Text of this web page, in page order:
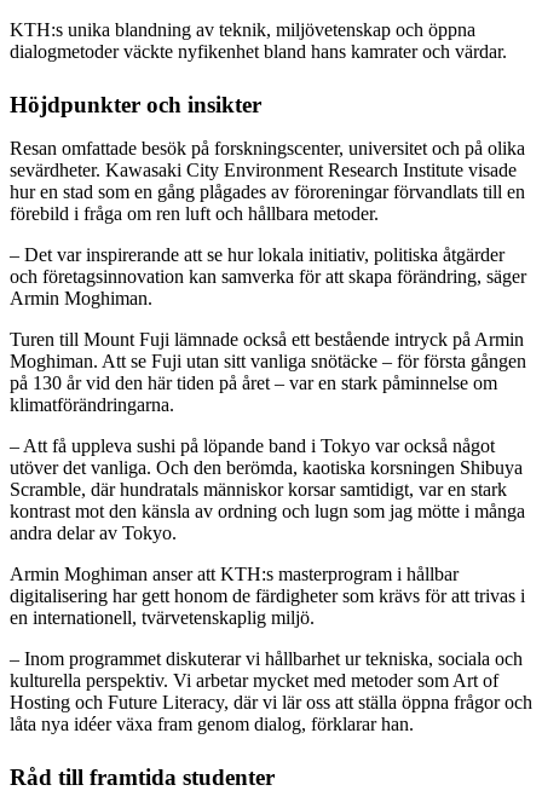
KTH:s unika blandning av teknik, miljövetenskap och öppna
dialogmetoder väckte nyfikenhet bland hans kamrater och värdar.
Höjdpunkter och insikter
Resan omfattade besök på forskningscenter, universitet och på olika
sevärdheter. Kawasaki City Environment Research Institute visade
hur en stad som en gång plågades av föroreningar förvandlats till en
förebild i fråga om ren luft och hållbara metoder.
– Det var inspirerande att se hur lokala initiativ, politiska åtgärder
och företagsinnovation kan samverka för att skapa förändring, säger
Armin Moghiman.
Turen till Mount Fuji lämnade också ett bestående intryck på Armin
Moghiman. Att se Fuji utan sitt vanliga snötäcke – för första gången
på 130 år vid den här tiden på året – var en stark påminnelse om
klimatförändringarna.
– Att få uppleva sushi på löpande band i Tokyo var också något
utöver det vanliga. Och den berömda, kaotiska korsningen Shibuya
Scramble, där hundratals människor korsar samtidigt, var en stark
kontrast mot den känsla av ordning och lugn som jag mötte i många
andra delar av Tokyo.
Armin Moghiman anser att KTH:s masterprogram i hållbar
digitalisering har gett honom de färdigheter som krävs för att trivas i
en internationell, tvärvetenskaplig miljö.
– Inom programmet diskuterar vi hållbarhet ur tekniska, sociala och
kulturella perspektiv. Vi arbetar mycket med metoder som Art of
Hosting och Future Literacy, där vi lär oss att ställa öppna frågor och
låta nya idéer växa fram genom dialog, förklarar han.
Råd till framtida studenter